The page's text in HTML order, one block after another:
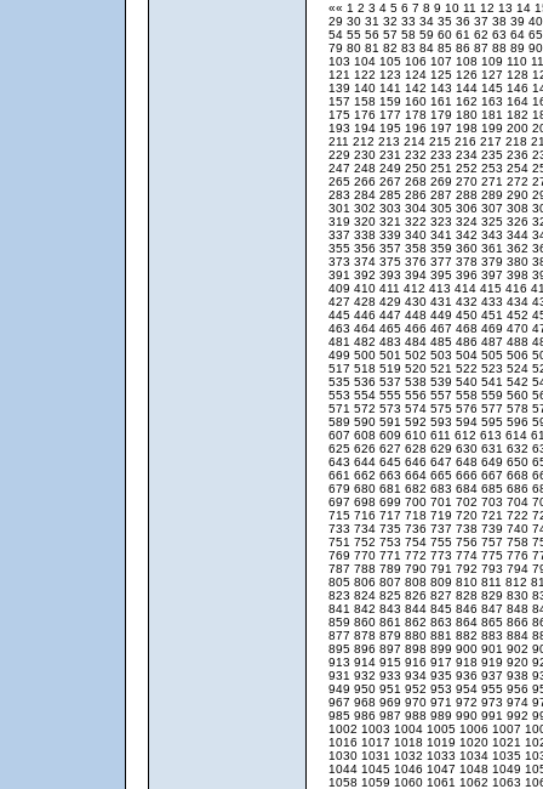
«« 1 2 3 4 5 6 7 8 9 10 11 12 13 14
29 30 31 32 33 34 35 36 37 38 39
54 55 56 57 58 59 60 61 62 63 64
79 80 81 82 83 84 85 86 87 88 89
103 104 105 106 107 108 109 110
121 122 123 124 125 126 127 128
139 140 141 142 143 144 145 146
157 158 159 160 161 162 163 164
175 176 177 178 179 180 181 182
193 194 195 196 197 198 199 200
211 212 213 214 215 216 217 218
229 230 231 232 233 234 235 236
247 248 249 250 251 252 253 254
265 266 267 268 269 270 271 272
283 284 285 286 287 288 289 290
301 302 303 304 305 306 307 308
319 320 321 322 323 324 325 326
337 338 339 340 341 342 343 344
355 356 357 358 359 360 361 362
373 374 375 376 377 378 379 380
391 392 393 394 395 396 397 398
409 410 411 412 413 414 415 416
427 428 429 430 431 432 433 434
445 446 447 448 449 450 451 452
463 464 465 466 467 468 469 470
481 482 483 484 485 486 487 488
499 500 501 502 503 504 505 506
517 518 519 520 521 522 523 524
535 536 537 538 539 540 541 542
553 554 555 556 557 558 559 560
571 572 573 574 575 576 577 578
589 590 591 592 593 594 595 596
607 608 609 610 611 612 613 614
625 626 627 628 629 630 631 632
643 644 645 646 647 648 649 650
661 662 663 664 665 666 667 668
679 680 681 682 683 684 685 686
697 698 699 700 701 702 703 704
715 716 717 718 719 720 721 722
733 734 735 736 737 738 739 740
751 752 753 754 755 756 757 758
769 770 771 772 773 774 775 776
787 788 789 790 791 792 793 794
805 806 807 808 809 810 811 812
823 824 825 826 827 828 829 830
841 842 843 844 845 846 847 848
859 860 861 862 863 864 865 866
877 878 879 880 881 882 883 884
895 896 897 898 899 900 901 902
913 914 915 916 917 918 919 920
931 932 933 934 935 936 937 938
949 950 951 952 953 954 955 956
967 968 969 970 971 972 973 974
985 986 987 988 989 990 991 992
1002 1003 1004 1005 1006 1007
1016 1017 1018 1019 1020 1021
1030 1031 1032 1033 1034 1035
1044 1045 1046 1047 1048 1049
1058 1059 1060 1061 1062 1063